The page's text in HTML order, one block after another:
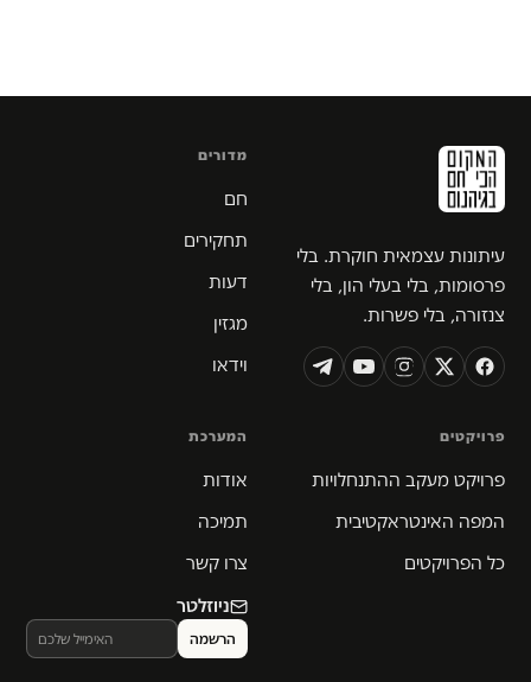
עיתונות עצמאית חוקרת. בלי
פרסומות, בלי בעלי הון, בלי
צנזורה, בלי פשרות.
מדורים
חם
תחקירים
דעות
מגזין
וידאו
פרויקטים
פרויקט מעקב ההתנחלויות
המפה האינטראקטיבית
כל הפרויקטים
המערכת
אודות
תמיכה
צרו קשר
ניוזלטר